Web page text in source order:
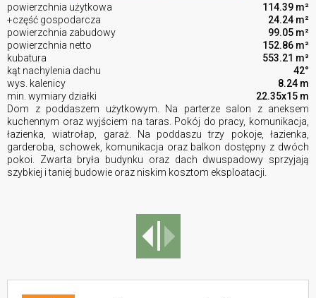
powierzchnia użytkowa
114.39 m²
+część gospodarcza
24.24 m²
powierzchnia zabudowy
99.05 m²
powierzchnia netto
152.86 m²
kubatura
553.21 m³
kąt nachylenia dachu
42°
wys. kalenicy
8.24 m
min. wymiary działki
22.35x15 m
Dom z poddaszem użytkowym. Na parterze salon z aneksem
kuchennym oraz wyjściem na taras. Pokój do pracy, komunikacja,
łazienka, wiatrołap, garaż. Na poddaszu trzy pokoje, łazienka,
garderoba, schowek, komunikacja oraz balkon dostępny z dwóch
pokoi. Zwarta bryła budynku oraz dach dwuspadowy sprzyjają
szybkiej i taniej budowie oraz niskim kosztom eksploatacji.